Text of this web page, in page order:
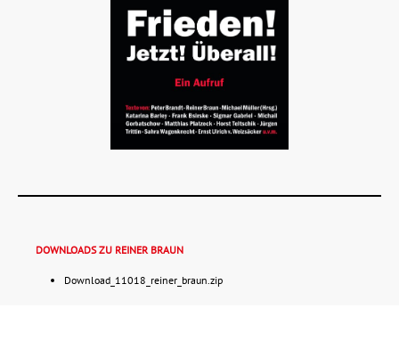
DOWNLOADS ZU REINER BRAUN
Download_11018_reiner_braun.zip